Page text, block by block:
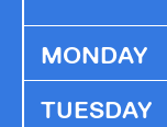
MONDAY
TUESDAY